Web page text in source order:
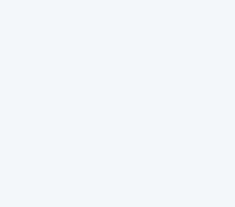
Wer, der bei Sinnen ist,
Generation schmerzhafte
Die Stimmen der jungen
Leider leben die Familien am